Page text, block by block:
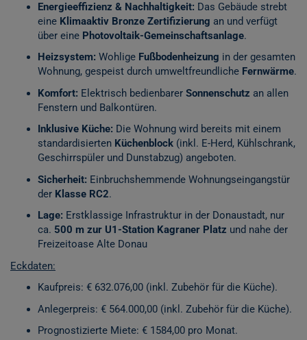
Energieeffizienz & Nachhaltigkeit: Das Gebäude strebt
eine Klimaaktiv Bronze Zertifizierung an und verfügt
über eine Photovoltaik-Gemeinschaftsanlage.
Heizsystem: Wohlige Fußbodenheizung in der gesamten
Wohnung, gespeist durch umweltfreundliche Fernwärme.
Komfort: Elektrisch bedienbarer Sonnenschutz an allen
Fenstern und Balkontüren.
Inklusive Küche: Die Wohnung wird bereits mit einem
standardisierten Küchenblock (inkl. E-Herd, Kühlschrank,
Geschirrspüler und Dunstabzug) angeboten.
Sicherheit: Einbruchshemmende Wohnungseingangstür
der Klasse RC2.
Lage: Erstklassige Infrastruktur in der Donaustadt, nur
ca. 500 m zur U1-Station Kagraner Platz und nahe der
Freizeitoase Alte Donau
Eckdaten:
Kaufpreis: € 632.076,00 (inkl. Zubehör für die Küche).
Anlegerpreis: € 564.000,00 (inkl. Zubehör für die Küche).
Prognostizierte Miete: € 1584,00 pro Monat.